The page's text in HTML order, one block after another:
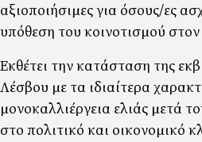
αξιοποιήσιµες για όσους/ες
υπόθεση του κοινοτισµού
Εκθέτει την κατάσταση της
Λέσβου µε τα ιδιαίτερα
µονοκαλλιέργεια ελιάς µετά
στο πολιτικό και οικονοµικό